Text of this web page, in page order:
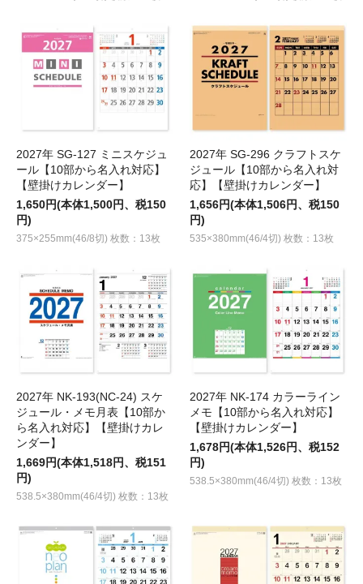
2027年 SG-127 ミニスケジュ
ール【10部から名入れ対応】
【壁掛けカレンダー】
1,650円(本体1,500円、税150
円)
375×255mm(46/8切) 枚数：13枚
2027年 SG-296 クラフトスケ
ジュール【10部から名入れ対
応】【壁掛けカレンダー】
1,656円(本体1,506円、税150
円)
535×380mm(46/4切) 枚数：13枚
2027年 NK-193(NC-24) スケ
ジュール・メモ月表【10部か
ら名入れ対応】【壁掛けカレ
ンダー】
1,669円(本体1,518円、税151
円)
538.5×380mm(46/4切) 枚数：13枚
2027年 NK-174 カラーライン
メモ【10部から名入れ対応】
【壁掛けカレンダー】
1,678円(本体1,526円、税152
円)
538.5×380mm(46/4切) 枚数：13枚